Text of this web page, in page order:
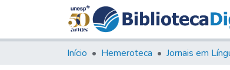
Início Hemeroteca